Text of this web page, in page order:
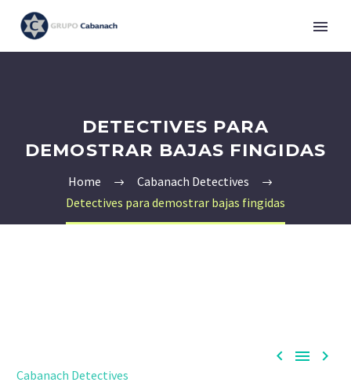
DETECTIVES PARA
DEMOSTRAR BAJAS FINGIDAS
Home
Cabanach Detectives
Detectives para demostrar bajas fingidas
  
Cabanach Detectives